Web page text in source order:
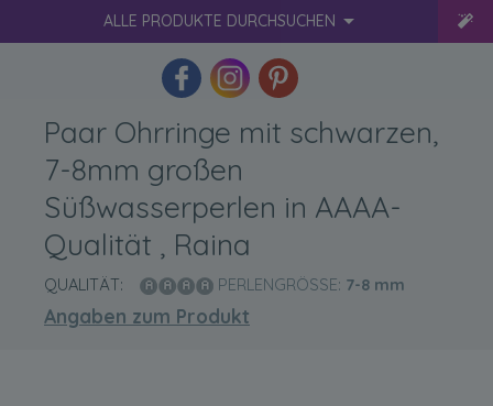
ALLE PRODUKTE DURCHSUCHEN
Paar Ohrringe mit schwarzen,
7-8mm großen
Süßwasserperlen in AAAA-
Qualität , Raina
QUALITÄT: PERLENGRÖSSE: 7-8 mm
Angaben zum Produkt